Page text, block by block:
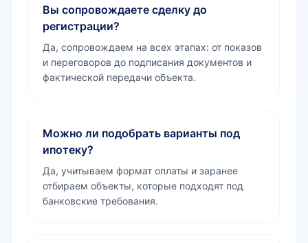
Вы сопровождаете сделку до
регистрации?
Да, сопровождаем на всех этапах: от показов
и переговоров до подписания документов и
фактической передачи объекта.
Можно ли подобрать варианты под
ипотеку?
Да, учитываем формат оплаты и заранее
отбираем объекты, которые подходят под
банковские требования.